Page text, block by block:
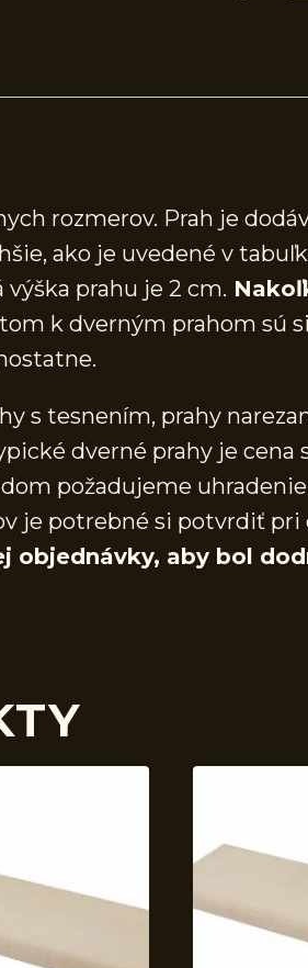
rozmerov. Prah je
ako je uvedené v
prahu je 2 cm.
k dverným prahom sú
s tesnením, prahy
dverné prahy je
požadujeme
je potrebné si potvrdiť pri
aby bol